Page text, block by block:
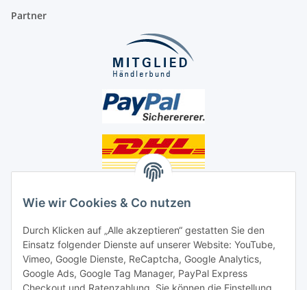
Wie wir Cookies & Co nutzen
Durch Klicken auf „Alle akzeptieren“ gestatten Sie den
Einsatz folgender Dienste auf unserer Website: YouTube,
Vimeo, Google Dienste, ReCaptcha, Google Analytics,
Google Ads, Google Tag Manager, PayPal Express
Partner
Social Media
Unsere Dienstleistungen
Lampenreparatur